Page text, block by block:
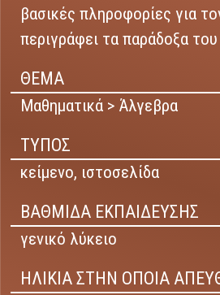
βασικές πληροφορίες για
περιγράφει τα παράδοξα
ΘΕΜΑ
Μαθηματικά > Άλγεβρα
ΤΥΠΟΣ
κείμενο, ιστοσελίδα
ΒΑΘΜΙΔΑ ΕΚΠΑΙΔΕΥΣΗΣ
γενικό λύκειο
ΗΛΙΚΙΑ ΣΤΗΝ ΟΠΟΙΑ